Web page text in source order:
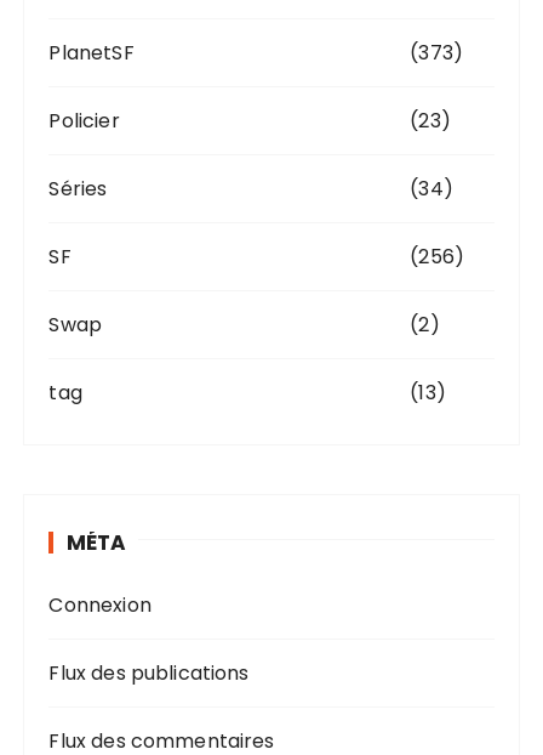
PlanetSF (373)
Policier (23)
Séries (34)
SF (256)
Swap (2)
tag (13)
MÉTA
Connexion
Flux des publications
Flux des commentaires